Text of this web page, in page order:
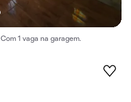
1 vaga na garagem.